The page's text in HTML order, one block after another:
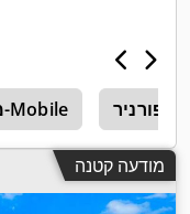
מכירות-Mobile פורניר
מודעה קטנה